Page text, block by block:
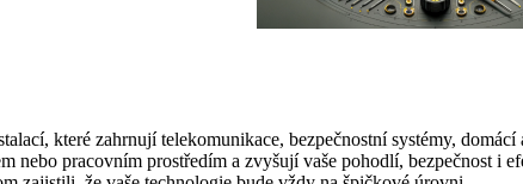
které zahrnují telekomunikace, bezpečnostní systémy,
nebo pracovním prostředím a zvyšují vaše pohodlí, bezpečnost